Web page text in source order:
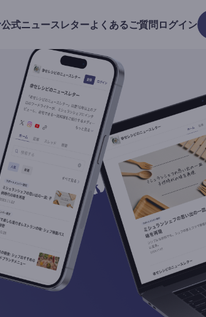
公式ニュースレターよくあるご質問ログイン